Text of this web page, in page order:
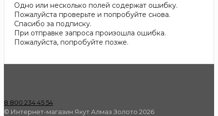
Одно или несколько полей содержат ошибку.
Пожалуйста проверьте и попробуйте снова.
Спасибо за подписку.
При отправке запроса произошла ошибка.
Пожалуйста, попробуйте позже.
8 800 234 45 54
© Интернет-магазин Якут Алмаз Золото 2026